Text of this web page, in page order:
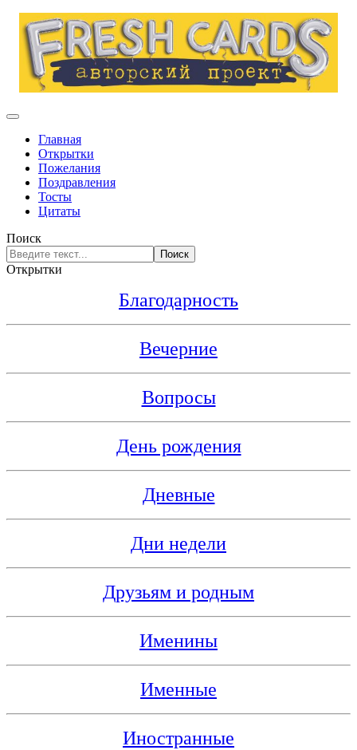
Главная
Открытки
Пожелания
Поздравления
Тосты
Цитаты
Поиск
Поиск
Открытки
Благодарность
Вечерние
Вопросы
День рождения
Дневные
Дни недели
Друзьям и родным
Именины
Именные
Иностранные